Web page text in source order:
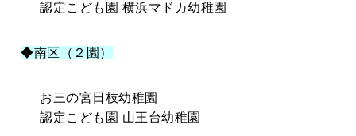
認定こども園 横浜マドカ幼稚園
◆南区（２園）
お三の宮日枝幼稚園
認定こども園 山王台幼稚園